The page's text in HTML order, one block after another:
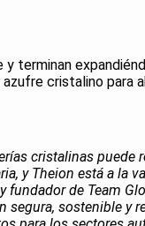
terminan
cristalino para
cristalinas puede
y Theion está a la
fundador de Team
sostenible y